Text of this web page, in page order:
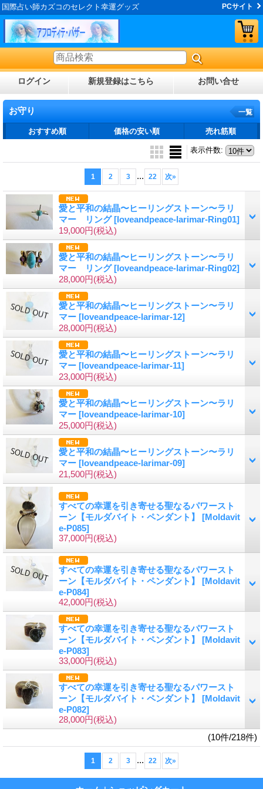
国際占い師カズコのセレクト幸運グッズ PCサイト
ログイン 新規登録はこちら お問い合せ
お守り 一覧
おすすめ順 価格の安い順 売れ筋順
表示件数:
1 2 3 ... 22 次»
愛と平和の結晶〜ヒーリングストーン〜ラリ
マー リング[loveandpeace-larimar-Ring01]
19,000円(税込)
愛と平和の結晶〜ヒーリングストーン〜ラリ
マー リング[loveandpeace-larimar-Ring02]
28,000円(税込)
愛と平和の結晶〜ヒーリングストーン〜ラリ
マー [loveandpeace-larimar-12]
28,000円(税込)
愛と平和の結晶〜ヒーリングストーン〜ラリ
マー [loveandpeace-larimar-11]
23,000円(税込)
愛と平和の結晶〜ヒーリングストーン〜ラリ
マー [loveandpeace-larimar-10]
25,000円(税込)
愛と平和の結晶〜ヒーリングストーン〜ラリ
マー [loveandpeace-larimar-09]
21,500円(税込)
すべての幸運を引き寄せる聖なるパワースト
ーン【モルダバイト・ペンダント】 [Moldavit
e-P085]
37,000円(税込)
すべての幸運を引き寄せる聖なるパワースト
ーン【モルダバイト・ペンダント】 [Moldavit
e-P084]
42,000円(税込)
すべての幸運を引き寄せる聖なるパワースト
ーン【モルダバイト・ペンダント】 [Moldavit
e-P083]
33,000円(税込)
すべての幸運を引き寄せる聖なるパワースト
ーン【モルダバイト・ペンダント】 [Moldavit
e-P082]
28,000円(税込)
(10件/218件)
1 2 3 ... 22 次»